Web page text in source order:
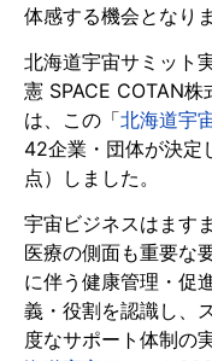
体感する機会となりま
北海道宇宙サミット
憲 SPACE COTAN株
は、この「北海道宇
42企業・団体が決定
点）しました。
宇宙ビジネスはます
医療の側面も重要な
に伴う健康管理・促
義・役割を認識し、
度なサポート体制の